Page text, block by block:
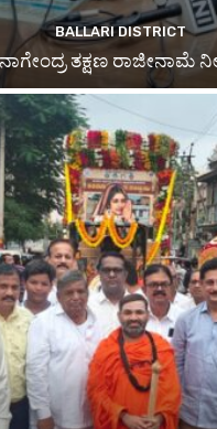
BALLARI DISTRICT
ನಾಗೇಂದ್ರ ತಕ್ಷಣ ರಾಜೀನಾಮೆ